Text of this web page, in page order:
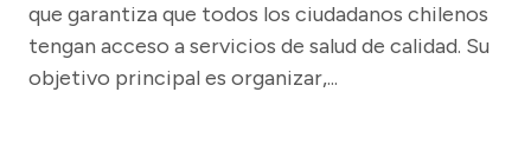
que garantiza que todos los ciudadanos chilenos
tengan acceso a servicios de salud de calidad. Su
objetivo principal es organizar,...